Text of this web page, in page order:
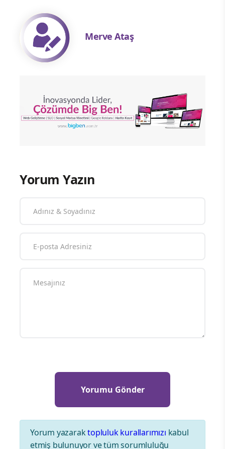
Merve Ataş
Yorum Yazın
Yorum yazaraktopluluk kurallarımızı kabul
etmiş bulunuyor ve tüm sorumluluğu